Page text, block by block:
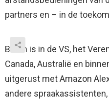
partners en – in de
Beam is in de VS, het
Canada, Australië en
uitgerust met Amazon
andere